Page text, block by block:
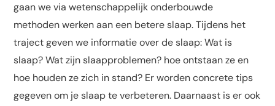
gaan we via wetenschappelijk onderbouwde
methoden werken aan een betere slaap. Tijdens het
traject geven we informatie over de slaap: Wat is
slaap? Wat zijn slaapproblemen? hoe ontstaan ze en
hoe houden ze zich in stand? Er worden concrete tips
gegeven om je slaap te verbeteren. Daarnaast is er ook